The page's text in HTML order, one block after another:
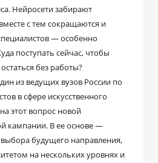
Нейросети забирают
с тем сокращаются и
― особенно
поступать сейчас, чтобы
без работы?
из ведущих вузов России по
в сфере искусственного
этот вопрос новой
кампании. В ее основе ―
будущего направления,
на нескольких уровнях и